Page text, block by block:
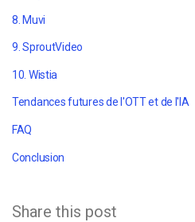
8. Muvi
9. SproutVideo
10. Wistia
Tendances futures de l'OTT et de l'IA
FAQ
Conclusion
Share this post